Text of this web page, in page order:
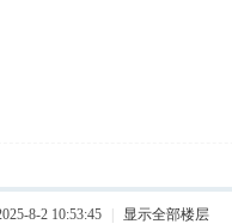
8-2 10:53:45 显示全部楼层